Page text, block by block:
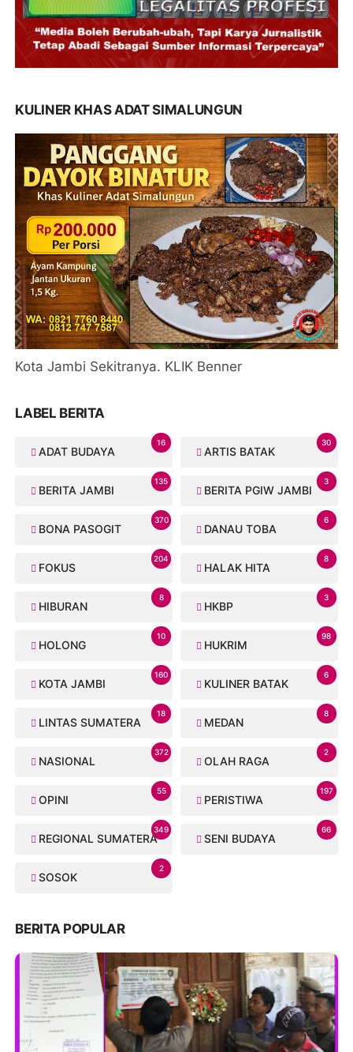
KULINER KHAS ADAT SIMALUNGUN
Kota Jambi Sekitranya. KLIK Benner
LABEL BERITA
ADAT BUDAYA
16
ARTIS BATAK
30
BERITA JAMBI
135
BERITA PGIW JAMBI
3
BONA PASOGIT
370
DANAU TOBA
6
FOKUS
204
HALAK HITA
8
HIBURAN
8
HKBP
3
HOLONG
10
HUKRIM
98
KOTA JAMBI
160
KULINER BATAK
6
LINTAS SUMATERA
18
MEDAN
8
NASIONAL
372
OLAH RAGA
2
OPINI
55
PERISTIWA
197
REGIONAL SUMATERA
349
SENI BUDAYA
66
SOSOK
2
BERITA POPULAR